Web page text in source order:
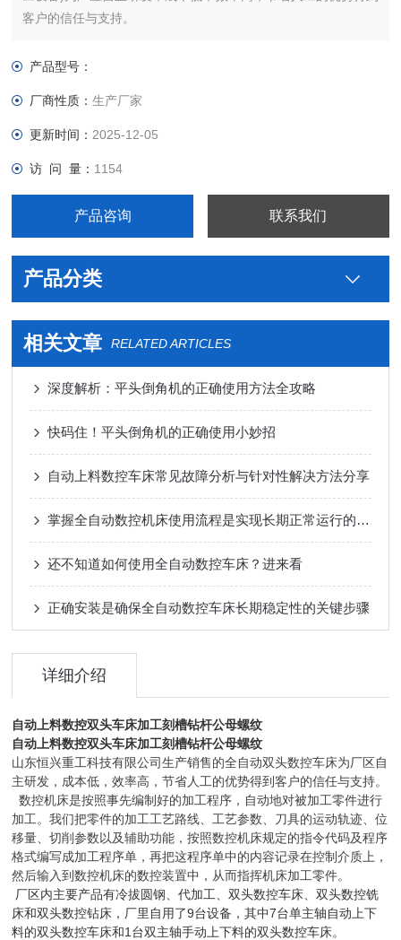
客户的信任与支持。
产品型号：
厂商性质：生产厂家
更新时间： 2025-12-05
访 问 量： 1154
产品咨询 联系我们
产品分类
相关文章 RELATED ARTICLES
深度解析：平头倒角机的正确使用方法全攻略
快码住！平头倒角机的正确使用小妙招
自动上料数控车床常见故障分析与针对性解决方法分享
掌握全自动数控机床使用流程是实现长期正常运行的根本保障
还不知道如何使用全自动数控车床？进来看
正确安装是确保全自动数控车床长期稳定性的关键步骤
详细介绍
自动上料数控双头车床加工刻槽钻杆公母螺纹
自动上料数控双头车床加工刻槽钻杆公母螺纹
山东恒兴重工科技有限公司生产销售的全自动双头数控车床为厂区自
主研发，成本低，效率高，节省人工的优势得到客户的信任与支持。
数控机床是按照事先编制好的加工程序，自动地对被加工零件进行
加工。我们把零件的加工工艺路线、工艺参数、刀具的运动轨迹、位
移量、切削参数以及辅助功能，按照数控机床规定的指令代码及程序
格式编写成加工程序单，再把这程序单中的内容记录在控制介质上，
然后输入到数控机床的数控装置中，从而指挥机床加工零件。
厂区内主要产品有冷拔圆钢、代加工、双头数控车床、双头数控铣
床和双头数控钻床，厂里自用了9台设备，其中7台单主轴自动上下
料的双头数控车床和1 台双主轴手动上下料的双头数控车床。